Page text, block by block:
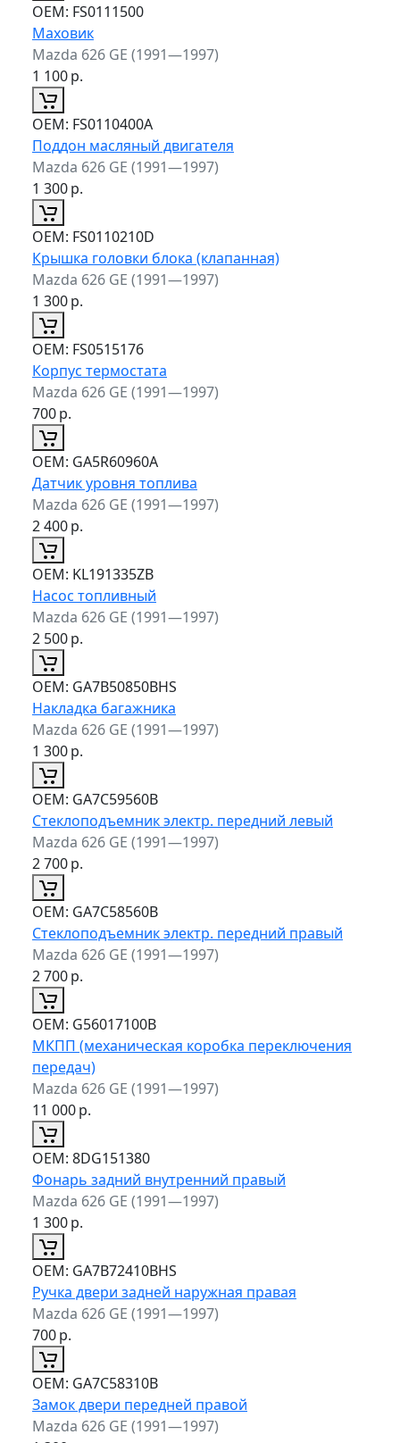
ОЕМ: FS0111500
Маховик
Mazda 626 GE (1991—1997)
1 100р.
ОЕМ: FS0110400A
Поддон масляный двигателя
Mazda 626 GE (1991—1997)
1 300р.
ОЕМ: FS0110210D
Крышка головки блока (клапанная)
Mazda 626 GE (1991—1997)
1 300р.
ОЕМ: FS0515176
Корпус термостата
Mazda 626 GE (1991—1997)
700р.
ОЕМ: GA5R60960A
Датчик уровня топлива
Mazda 626 GE (1991—1997)
2 400р.
ОЕМ: KL191335ZB
Насос топливный
Mazda 626 GE (1991—1997)
2 500р.
ОЕМ: GA7B50850BHS
Накладка багажника
Mazda 626 GE (1991—1997)
1 300р.
ОЕМ: GA7C59560B
Стеклоподъемник электр. передний левый
Mazda 626 GE (1991—1997)
2 700р.
ОЕМ: GA7C58560B
Стеклоподъемник электр. передний правый
Mazda 626 GE (1991—1997)
2 700р.
ОЕМ: G56017100B
МКПП (механическая коробка переключения
передач)
Mazda 626 GE (1991—1997)
11 000р.
ОЕМ: 8DG151380
Фонарь задний внутренний правый
Mazda 626 GE (1991—1997)
1 300р.
ОЕМ: GA7B72410BHS
Ручка двери задней наружная правая
Mazda 626 GE (1991—1997)
700р.
ОЕМ: GA7C58310B
Замок двери передней правой
Mazda 626 GE (1991—1997)